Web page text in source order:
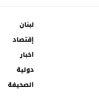
لبنان
إقتصاد
اخبار
دولية
الصحيفة